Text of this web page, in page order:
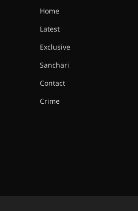
Home
Latest
Exclusive
Sanchari
Contact
Crime